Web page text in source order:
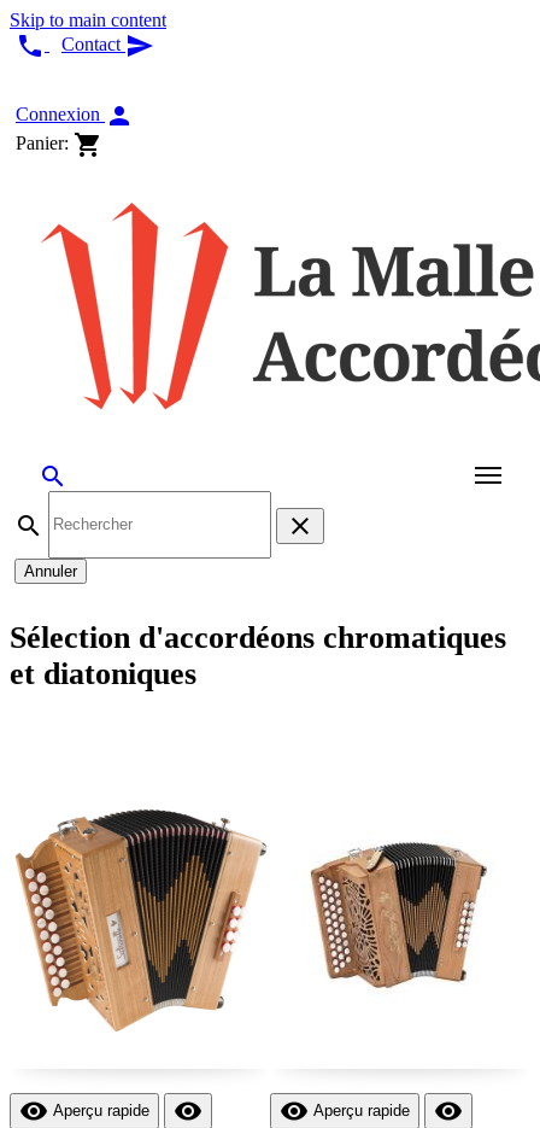
Skip to main content
 Contact 
Connexion 
Panier: 



Annuler
Sélection d'accordéons chromatiques
et diatoniques
 Aperçu rapide   Aperçu rapide 